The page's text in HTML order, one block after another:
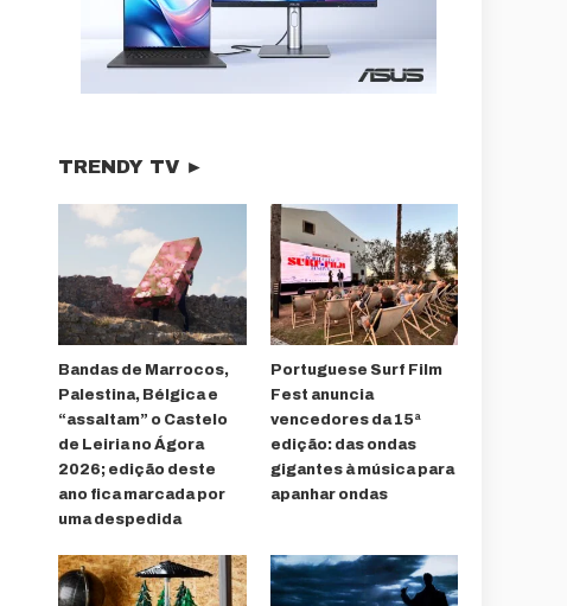
TRENDY TV ►
Bandas de Marrocos,
Palestina, Bélgica e
“assaltam” o Castelo
de Leiria no Ágora
2026; edição deste
ano fica marcada por
uma despedida
Portuguese Surf Film
Fest anuncia
vencedores da 15ª
edição: das ondas
gigantes à música para
apanhar ondas